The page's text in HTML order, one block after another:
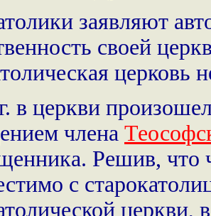
заявляют
своей
церковь
в церкви
члена
Решив, что
с
церкви,